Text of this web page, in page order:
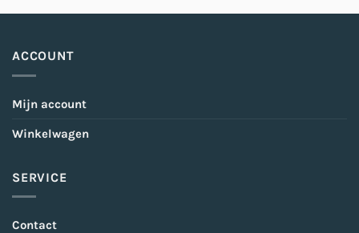
ACCOUNT
Mijn account
Winkelwagen
SERVICE
Contact